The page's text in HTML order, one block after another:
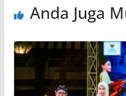
Anda Juga